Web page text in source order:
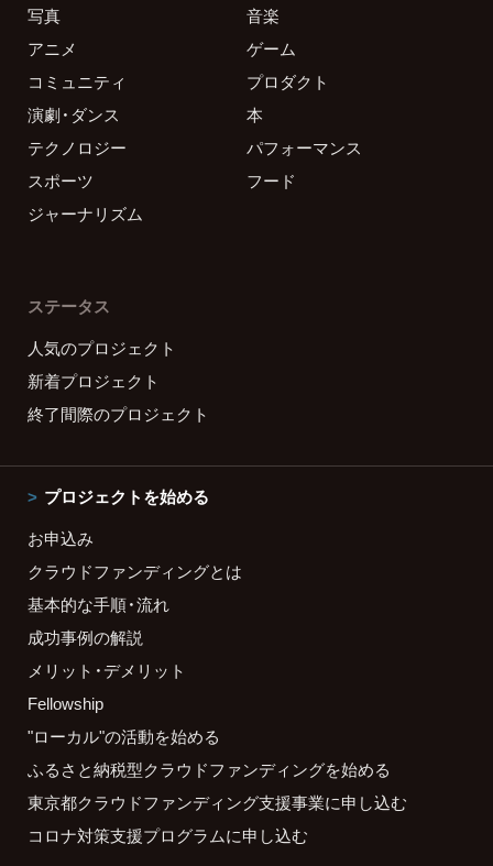
写真
音楽
アニメ
ゲーム
コミュニティ
プロダクト
演劇・ダンス
本
テクノロジー
パフォーマンス
スポーツ
フード
ジャーナリズム
ステータス
人気のプロジェクト
新着プロジェクト
終了間際のプロジェクト
プロジェクトを始める
お申込み
クラウドファンディングとは
基本的な手順・流れ
成功事例の解説
メリット・デメリット
Fellowship
"ローカル"の活動を始める
ふるさと納税型クラウドファンディングを始める
東京都クラウドファンディング支援事業に申し込む
コロナ対策支援プログラムに申し込む